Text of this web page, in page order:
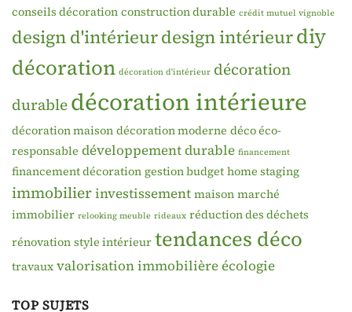
conseils décoration construction durable crédit mutuel vignoble
design d'intérieurdesign intérieurdiy
décoration décoration d'intérieur décoration
durabledécoration intérieure
décoration maison décoration moderne déco éco-
responsable développement durable financement
financement décoration gestion budget home staging
immobilierinvestissement maison marché
immobilier relooking meuble rideaux réduction des déchets
rénovation style intérieur tendances déco
travaux valorisation immobilièreécologie
TOP SUJETS